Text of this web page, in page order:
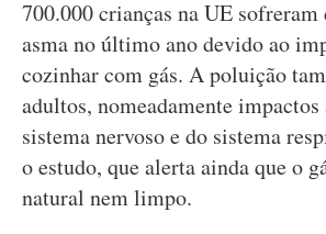
700.000 crianças na UE sofreram
asma no último ano devido ao
cozinhar com gás. A poluição
adultos, nomeadamente
sistema nervoso e do sistema
o estudo, que alerta ainda que o
natural nem limpo.